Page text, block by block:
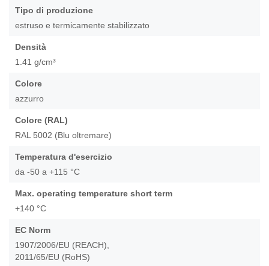
Tipo di produzione
estruso e termicamente stabilizzato
Densità
1.41 g/cm³
Colore
azzurro
Colore (RAL)
RAL 5002 (Blu oltremare)
Temperatura d'esercizio
da -50 a +115 °C
Max. operating temperature short term
+140 °C
EC Norm
1907/2006/EU (REACH),
2011/65/EU (RoHS)